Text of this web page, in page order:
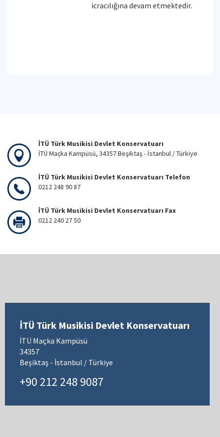
icracılığına devam etmektedir.
İTÜ Türk Musikisi Devlet Konservatuarı
İTÜ Maçka Kampüsü, 34357 Beşiktaş - İstanbul / Türkiye
İTÜ Türk Musikisi Devlet Konservatuarı Telefon
0212 248 90 87
İTÜ Türk Musikisi Devlet Konservatuarı Fax
0212 240 27 50
İTÜ Türk Musikisi Devlet Konservatuarı
İTÜ Maçka Kampüsü
34357
Beşiktaş - İstanbul / Türkiye
+90 212 248 9087